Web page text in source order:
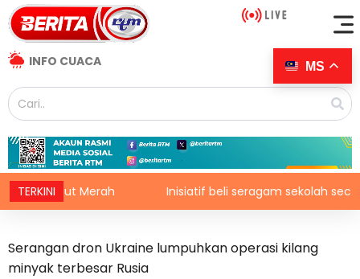
INFO CUACA
TERKINI
Laut Merah Inisiatif beli seragam sekolah secara
Serangan dron Ukraine lumpuhkan operasi kilang
minyak terbesar Rusia
MS